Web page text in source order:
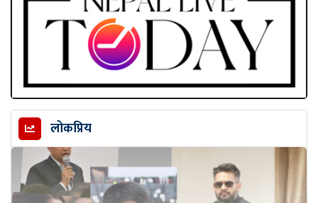
लोकप्रिय